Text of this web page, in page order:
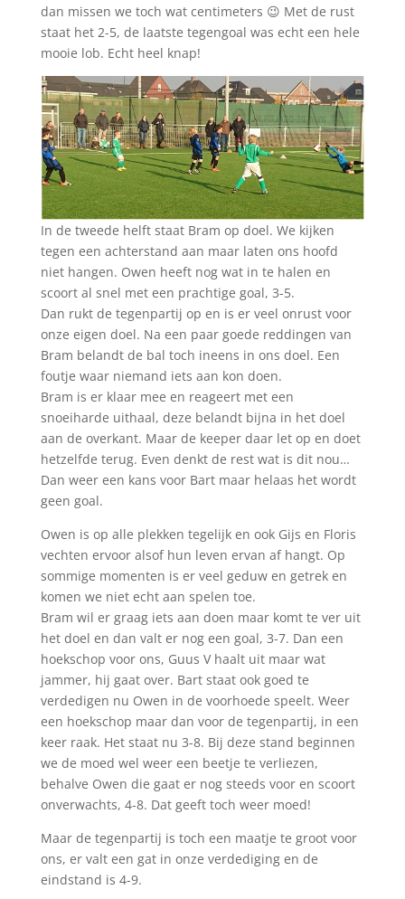
dan missen we toch wat centimeters 😉 Met de rust
staat het 2-5, de laatste tegengoal was echt een hele
mooie lob. Echt heel knap!
In de tweede helft staat Bram op doel. We kijken
tegen een achterstand aan maar laten ons hoofd
niet hangen. Owen heeft nog wat in te halen en
scoort al snel met een prachtige goal, 3-5.
Dan rukt de tegenpartij op en is er veel onrust voor
onze eigen doel. Na een paar goede reddingen van
Bram belandt de bal toch ineens in ons doel. Een
foutje waar niemand iets aan kon doen.
Bram is er klaar mee en reageert met een
snoeiharde uithaal, deze belandt bijna in het doel
aan de overkant. Maar de keeper daar let op en doet
hetzelfde terug. Even denkt de rest wat is dit nou…
Dan weer een kans voor Bart maar helaas het wordt
geen goal.
Owen is op alle plekken tegelijk en ook Gijs en Floris
vechten ervoor alsof hun leven ervan af hangt. Op
sommige momenten is er veel geduw en getrek en
komen we niet echt aan spelen toe.
Bram wil er graag iets aan doen maar komt te ver uit
het doel en dan valt er nog een goal, 3-7. Dan een
hoekschop voor ons, Guus V haalt uit maar wat
jammer, hij gaat over. Bart staat ook goed te
verdedigen nu Owen in de voorhoede speelt. Weer
een hoekschop maar dan voor de tegenpartij, in een
keer raak. Het staat nu 3-8. Bij deze stand beginnen
we de moed wel weer een beetje te verliezen,
behalve Owen die gaat er nog steeds voor en scoort
onverwachts, 4-8. Dat geeft toch weer moed!
Maar de tegenpartij is toch een maatje te groot voor
ons, er valt een gat in onze verdediging en de
eindstand is 4-9.